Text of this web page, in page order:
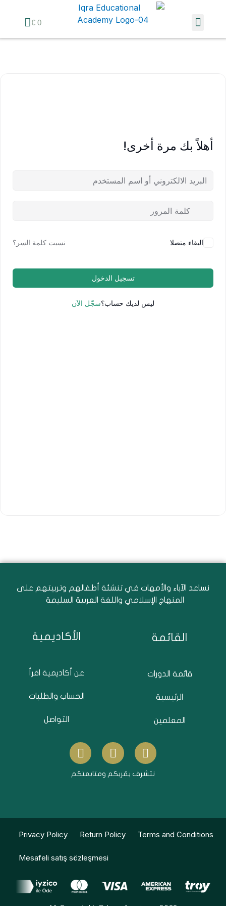
€ 0
Cart
أهلاً بك مرة أخرى!
البقاء متصلا نسيت كلمة السر؟
تسجيل الدخول
ليس لديك حساب؟سجّل الآن
نساعد الآباء والأمهات في تنشئة أطفالهم وتربيتهم على
المنهاج الإسلامي واللغة العربية السليمة
القائمة
قائمة الدورات
الرئيسية
المعلمين
الأكاديمية
عن أكاديمية اقرأ
الحساب والطلبات
التواصل
F
a
c
o
k
I
n
s
r
a
Y
o
u
e
نتشرف بقربكم ومتابعتكم
Terms and Conditions
Return Policy
Privacy Policy
Mesafeli satış sözleşmesi